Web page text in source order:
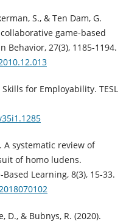
S., & Ten Dam, G.
game-based
27(3), 1185-1194.
for Employability. TESL
A systematic review of
of homo ludens.
Learning, 8(3), 15-33.
D., & Bubnys, R. (2020).